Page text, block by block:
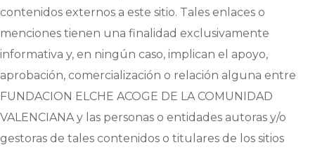
contenidos externos a este sitio. Tales enlaces o
menciones tienen una finalidad exclusivamente
informativa y, en ningún caso, implican el apoyo,
aprobación, comercialización o relación alguna entre
FUNDACION ELCHE ACOGE DE LA COMUNIDAD
VALENCIANAy las personas o entidades autoras y/o
gestoras de tales contenidos o titulares de los sitios